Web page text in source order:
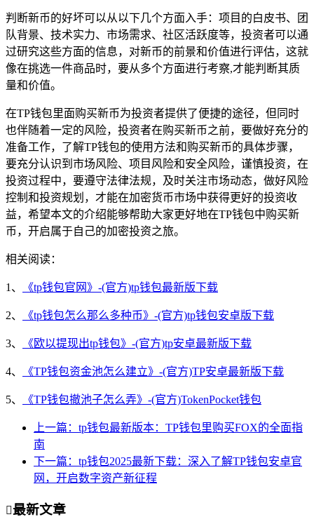
判断新币的好坏可以从以下几个方面入手：项目的白皮书、团
队背景、技术实力、市场需求、社区活跃度等，投资者可以通
过研究这些方面的信息，对新币的前景和价值进行评估，这就
像在挑选一件商品时，要从多个方面进行考察,才能判断其质
量和价值。
在TP钱包里面购买新币为投资者提供了便捷的途径，但同时
也伴随着一定的风险，投资者在购买新币之前，要做好充分的
准备工作，了解TP钱包的使用方法和购买新币的具体步骤，
要充分认识到市场风险、项目风险和安全风险，谨慎投资，在
投资过程中，要遵守法律法规，及时关注市场动态，做好风险
控制和投资规划，才能在加密货币市场中获得更好的投资收
益，希望本文的介绍能够帮助大家更好地在TP钱包中购买新
币，开启属于自己的加密投资之旅。
相关阅读：
1、 《tp钱包官网》-(官方)tp钱包最新版下载
2、 《tp钱包怎么那么多种币》-(官方)tp钱包安卓版下载
3、 《欧以提现出tp钱包》-(官方)tp安卓最新版下载
4、 《TP钱包资金池怎么建立》-(官方)TP安卓最新版下载
5、 《TP钱包撤池子怎么弄》-(官方)TokenPocket钱包
上一篇：tp钱包最新版本：TP钱包里购买FOX的全面指
南
下一篇：tp钱包2025最新下载：深入了解TP钱包安卓官
网，开启数字资产新征程
最新文章